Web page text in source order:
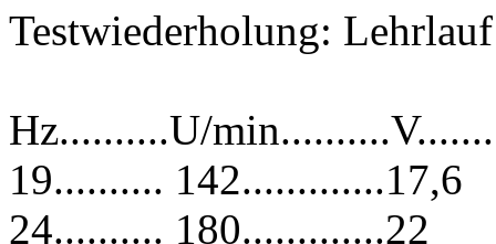
Testwiederholung:
Hz..........U/
19.......... 142.............17,6
24.......... 180.............22